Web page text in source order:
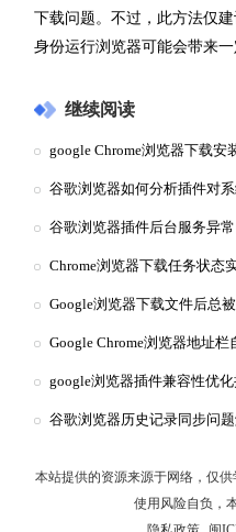
下载问题。不过，此方法仅
身份运行浏览器可能会带来一
继续阅读
谷歌浏览器如何分析插件对
谷歌浏览器插件后台服务异
Chrome浏览器下载任务状态
Google浏览器下载文件后总
谷歌浏览器历史记录同步问
本站提供的资源来源于网络，仅
使用风险自负，